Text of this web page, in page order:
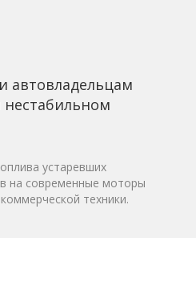
автовладельцам
устаревших
на современные моторы
техники.